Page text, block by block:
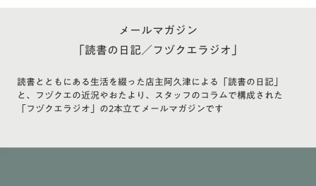
メールマガジン
「読書の日記／フヅクエラジオ」
読書とともにある生活を綴った店主阿久津による「読書の日記」
と、フヅクエの近況やおたより、スタッフのコラムで構成された
「フヅクエラジオ」の2本立てメールマガジンです